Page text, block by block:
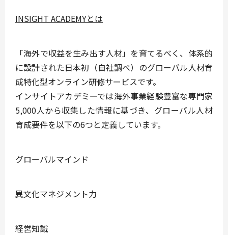
INSIGHT ACADEMYとは
「海外で収益を生み出す人材」を育てるべく、体系的
に設計された日本初（自社調べ）のグローバル人材育
成特化型オンライン研修サービスです。
インサイトアカデミーでは海外事業経験豊富な専門家
5,000人から収集した情報に基づき、グローバル人材
育成要件を以下の6つと定義しています。
グローバルマインド
異文化マネジメント力
経営知識